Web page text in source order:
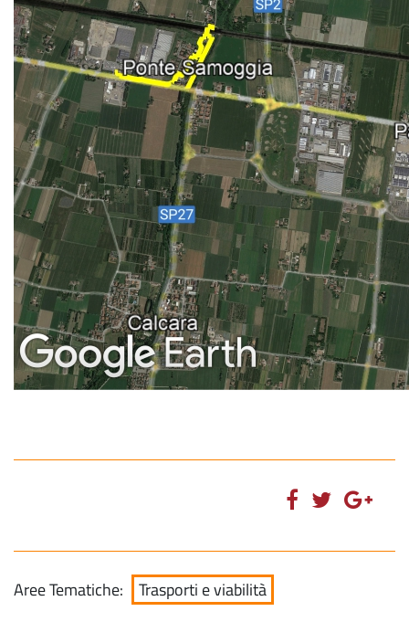
Aree Tematiche: Trasporti e viabilità